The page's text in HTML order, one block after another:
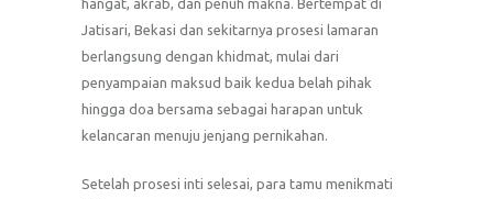
hangat, akrab, dan penuh makna. Bertempat di
Jatisari, Bekasi dan sekitarnya prosesi lamaran
berlangsung dengan khidmat, mulai dari
penyampaian maksud baik kedua belah pihak
hingga doa bersama sebagai harapan untuk
kelancaran menuju jenjang pernikahan.
Setelah prosesi inti selesai, para tamu menikmati